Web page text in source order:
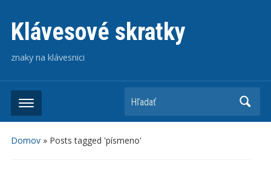
Klávesové skratky
znaky na klávesnici
Hľadať
Domov» Posts tagged 'písmeno'